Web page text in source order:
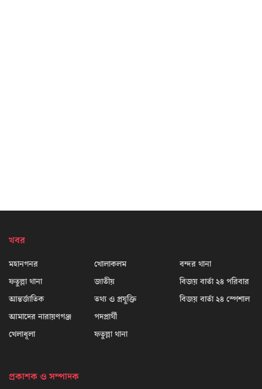
খবর
মহানগনর
ফতুল্লা থানা
আন্তর্জাতিক
আমাদের নারায়ণগঞ্জ
খেলাধূলা
খোলাকলম
জাতীয়
তথ্য ও প্রযুক্তি
পদপ্রার্থী
ফতুল্লা থানা
বন্দর থানা
বিজয় বার্তা ২৪ পরিবার
বিজয় বার্তা ২৪ স্পেশাল
প্রকাশক ও সম্পাদক